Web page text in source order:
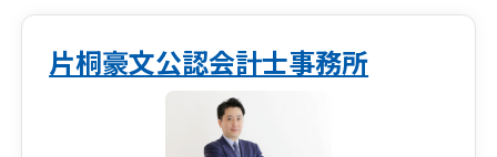
片桐豪文公認会計士事務所